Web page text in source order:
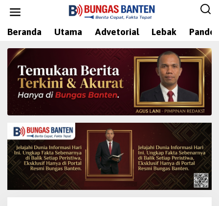
Beranda Utama Advetorial Lebak